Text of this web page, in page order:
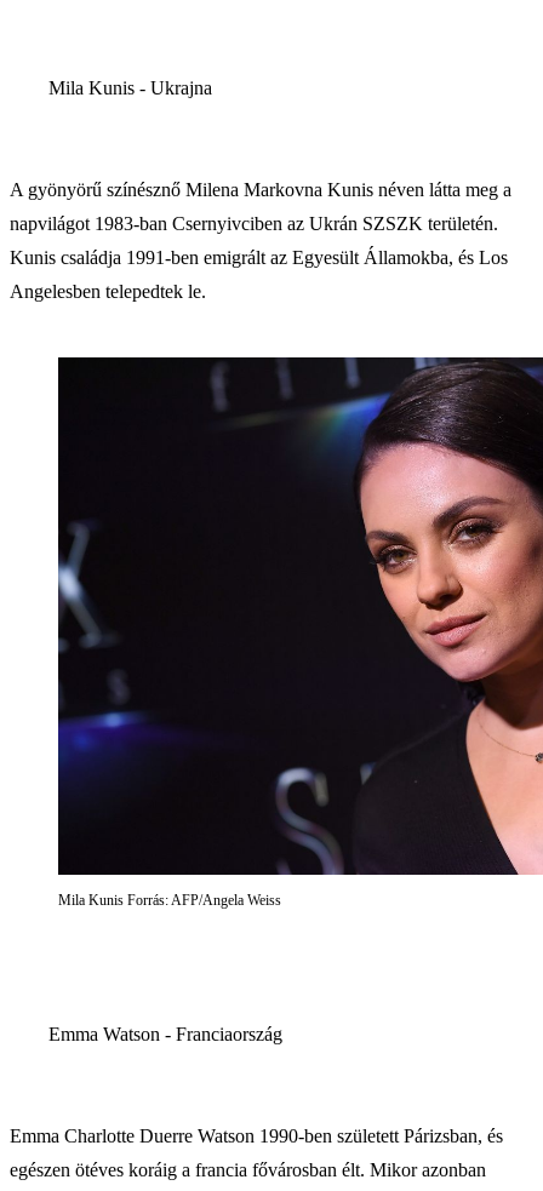
Mila Kunis - Ukrajna
A gyönyörű színésznő Milena Markovna Kunis néven látta meg a
napvilágot 1983-ban Csernyivciben az Ukrán SZSZK területén.
Kunis családja 1991-ben emigrált az Egyesült Államokba, és Los
Angelesben telepedtek le.
Mila Kunis Forrás: AFP/Angela Weiss
Emma Watson - Franciaország
Emma Charlotte Duerre Watson 1990-ben született Párizsban, és
egészen ötéves koráig a francia fővárosban élt. Mikor azonban